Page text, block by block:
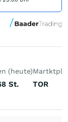
(heute)
St. TOR